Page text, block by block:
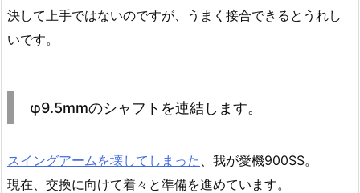
決して上手ではないのですが、うまく接合できるとうれし
いです。
φ9.5mmのシャフトを連結します。
スイングアームを壊してしまった 、我が愛機900SS。
現在、交換に向けて着々と準備を進めています。